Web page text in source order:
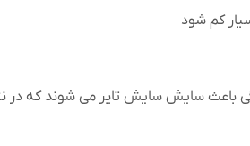
کم شود
باعث سایش سایش تایر می شوند که در